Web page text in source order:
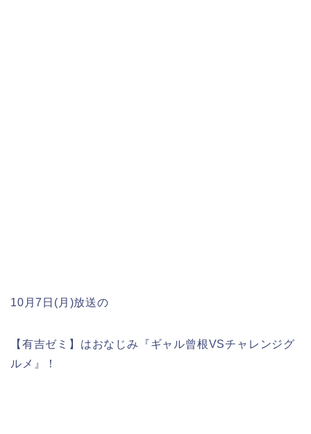
10月7日(月)放送の
【有吉ゼミ】はおなじみ『ギャル曾根VSチャレンジグ
ルメ』！